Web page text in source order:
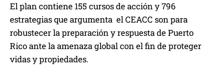
El plan contiene 155 cursos de acción y 796
estrategias que argumenta el CEACC son para
robustecer la preparación y respuesta de Puerto
Rico ante la amenaza global con el fin de proteger
vidas y propiedades.